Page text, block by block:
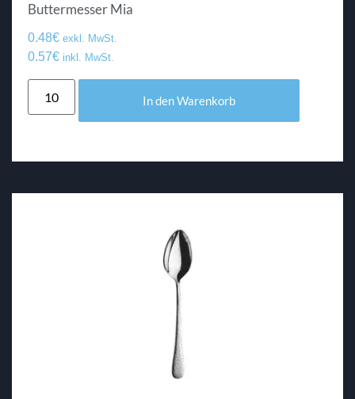
Buttermesser Mia
0.48€ exkl. MwSt.
0.57€ inkl. MwSt.
In den Warenkorb